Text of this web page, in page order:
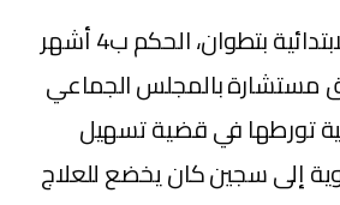
قررت المحكمة الابتدائية بتطوان، الحكم ب4 أشهر
مستشارة بالمجلس الجماعي
تورطها في قضية تسهيل
إلى سجين كان يخضع للعلاج